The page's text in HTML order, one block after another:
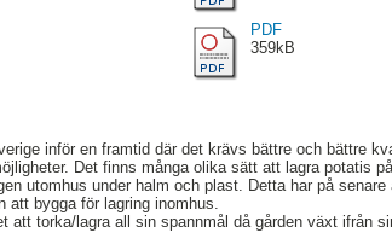
PDF
359kB
inför en framtid där det krävs bättre och bättre
Det finns många olika sätt att lagra potatis
utomhus under halm och plast. Detta har på
att bygga för lagring inomhus.
att torka/lagra all sin spannmål då gården växt ifrån